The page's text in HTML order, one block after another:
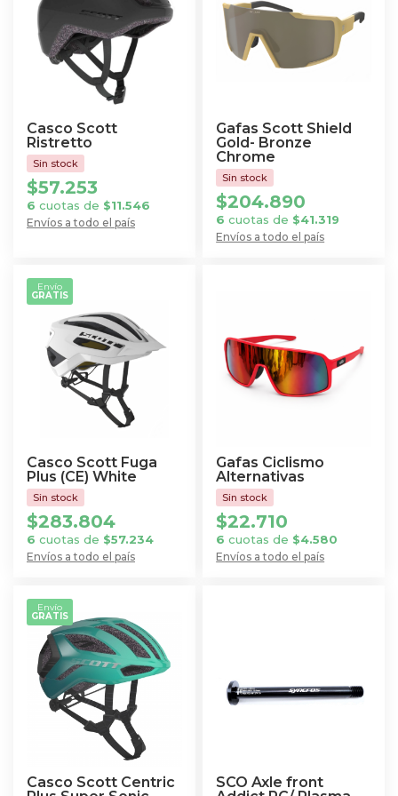
variantes.
Las
opciones
elegir
en
la
página
de
producto
Casco Scott
Ristretto
Envíos a todo el país
$57.253
6 cuotas de $11.546
tiene
múltiples
variantes.
Las
opciones
en
la
página
de
producto
Gafas Scott Shield
Gold- Bronze
Chrome
Envíos a todo el país
$204.890
6 cuotas de $41.319
Casco Scott Fuga
Plus (CE) White
Envío
GRATIS
Envíos a todo el país
$283.804
6 cuotas de $57.234
producto
tiene
múltiples
variantes.
Las
opciones
elegir
Gafas Ciclismo
Alternativas
Envíos a todo el país
$22.710
6 cuotas de $4.580
Las
opciones
elegir
Casco Scott Centric
Envío
GRATIS
SCO Axle front